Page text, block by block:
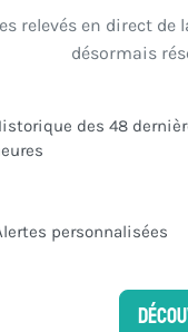
relevés en direct
désormais
des 48
personnalisées